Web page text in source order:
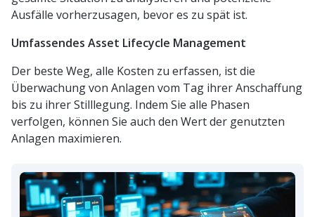
Ausfälle vorherzusagen, bevor es zu spät ist.
Umfassendes Asset Lifecycle Management
Der beste Weg, alle Kosten zu erfassen, ist die
Überwachung von Anlagen vom Tag ihrer Anschaffung
bis zu ihrer Stilllegung. Indem Sie alle Phasen
verfolgen, können Sie auch den Wert der genutzten
Anlagen maximieren.